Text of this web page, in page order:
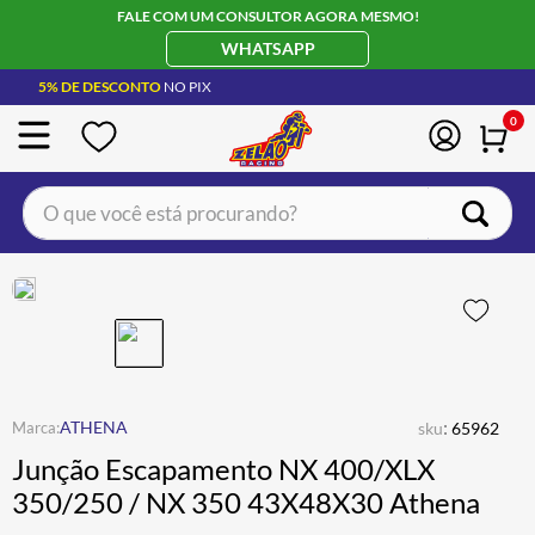
FALE COM UM CONSULTOR AGORA MESMO!
WHATSAPP
5% DE DESCONTO NO PIX
0
O que você está procurando?
ATHENA sku: 65962
Junção Escapamento NX 400/XLX
350/250 / NX 350 43X48X30 Athena
BOTA
4º ÓCULOS SOLAR
5º LUVA
6º BAU